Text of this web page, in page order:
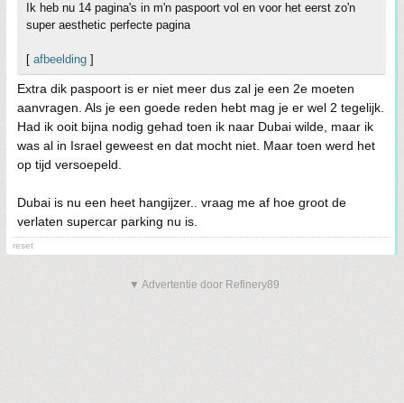
Ik heb nu 14 pagina's in m'n paspoort vol en voor het eerst zo'n
super aesthetic perfecte pagina
[ afbeelding ]
Extra dik paspoort is er niet meer dus zal je een 2e moeten
aanvragen. Als je een goede reden hebt mag je er wel 2 tegelijk.
Had ik ooit bijna nodig gehad toen ik naar Dubai wilde, maar ik
was al in Israel geweest en dat mocht niet. Maar toen werd het
op tijd versoepeld.
Dubai is nu een heet hangijzer.. vraag me af hoe groot de
verlaten supercar parking nu is.
reset
▼ Advertentie door Refinery89